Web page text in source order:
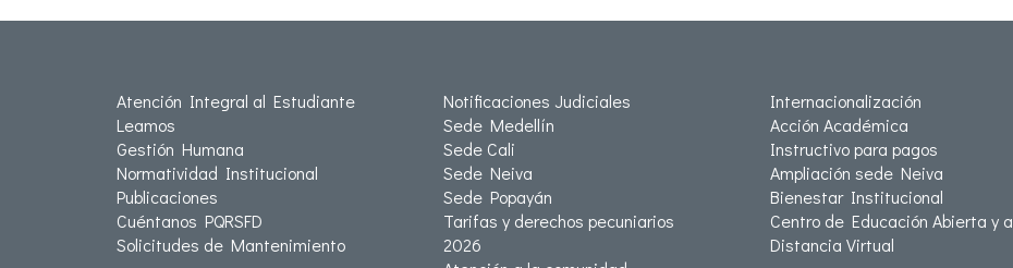
Atención Integral al Estudiante
Leamos
Gestión Humana
Normatividad Institucional
Publicaciones
Cuéntanos PQRSFD
Solicitudes de Mantenimiento
Notificaciones Judiciales
Sede Medellín
Sede Cali
Sede Neiva
Sede Popayán
Tarifas y derechos pecuniarios
2026
Internacionalización
Acción Académica
Instructivo para pagos
Ampliación sede Neiva
Bienestar Institucional
Centro de Educación Abierta y a
Distancia Virtual